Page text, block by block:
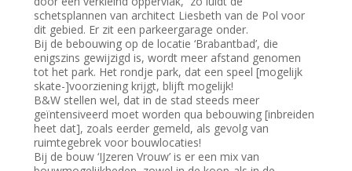
schetsplannen van architect Liesbeth van de Pol voor
dit gebied. Er zit een parkeergarage onder.
Bij de bebouwing op de locatie ‘Brabantbad’, die
enigszins gewijzigd is, wordt meer afstand genomen
tot het park. Het rondje park, dat een speel [mogelijk
skate-]voorziening krijgt, blijft mogelijk!
B&W stellen wel, dat in de stad steeds meer
geïntensiveerd moet worden qua bebouwing [inbreiden
heet dat], zoals eerder gemeld, als gevolg van
ruimtegebrek voor bouwlocaties!
Bij de bouw ‘IJzeren Vrouw’ is er een mix van